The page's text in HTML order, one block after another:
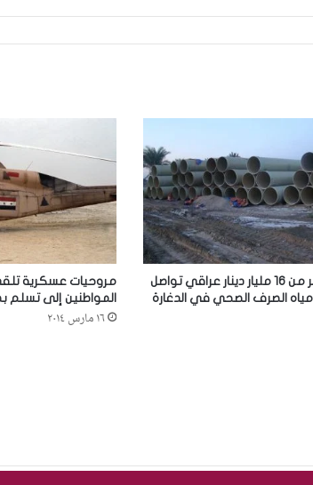
مقاهي النساء في
وخصوصية
من يحرس
موقوفة في مركز
وزارة الداخلية
النساء واستعادة الثقة
نساء في أروقة
بتكلفة بلغت أكثر من 16 مليار دينار عراقي تواصل
الصرف الصحي في الدغارة
مروحيات عسكرية
المواطنين إلى تسلم
١٦ مارس ٢٠١٤